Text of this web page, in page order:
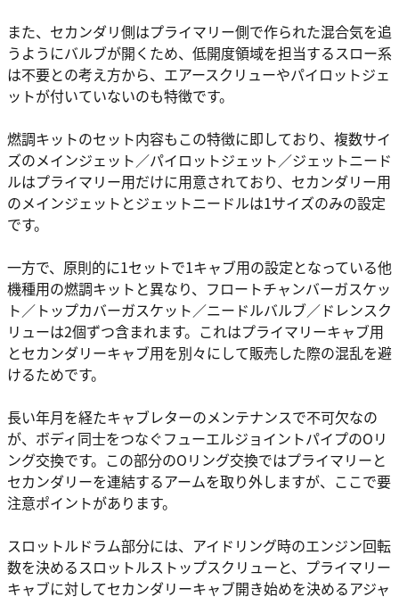
また、セカンダリ側はプライマリー側で作られた混合気を追
うようにバルブが開くため、低開度領域を担当するスロー系
は不要との考え方から、エアースクリューやパイロットジェ
ットが付いていないのも特徴です。
燃調キットのセット内容もこの特徴に即しており、複数サイ
ズのメインジェット／パイロットジェット／ジェットニード
ルはプライマリー用だけに用意されており、セカンダリー用
のメインジェットとジェットニードルは1サイズのみの設定
です。
一方で、原則的に1セットで1キャブ用の設定となっている他
機種用の燃調キットと異なり、フロートチャンバーガスケッ
ト／トップカバーガスケット／ニードルバルブ／ドレンスク
リューは2個ずつ含まれます。これはプライマリーキャブ用
とセカンダリーキャブ用を別々にして販売した際の混乱を避
けるためです。
長い年月を経たキャブレターのメンテナンスで不可欠なの
が、ボディ同士をつなぐフューエルジョイントパイプのOリ
ング交換です。この部分のOリング交換ではプライマリーと
セカンダリーを連結するアームを取り外しますが、ここで要
注意ポイントがあります。
スロットルドラム部分には、アイドリング時のエンジン回転
数を決めるスロットルストップスクリューと、プライマリー
キャブに対してセカンダリーキャブ開き始めを決めるアジャ